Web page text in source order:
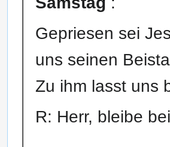
Gepriesen sei
uns seinen
Zu ihm lasst uns
R: Herr, bleibe